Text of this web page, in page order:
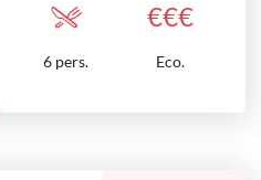
€€€
6 pers. Eco.